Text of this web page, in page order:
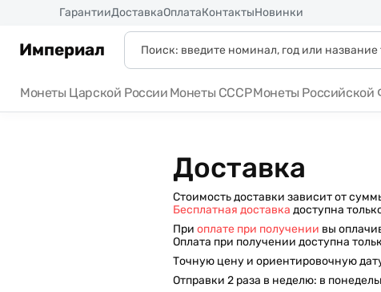
ГарантииДоставкаОплатаКонтактыНовинки
Империал
Монеты Царской России Монеты СССРМонеты Российской
Доставка
Стоимость доставки зависит от
Бесплатная доставка доступна
При оплате при получении вы
Оплата при получении доступна
Точную цену и ориентировочную
Отправки 2 раза в неделю: в